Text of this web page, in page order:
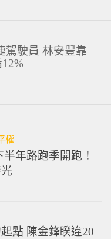
駕駛員 林安豐靠
權
年路跑季開跑！
點 陳金鋒睽違20